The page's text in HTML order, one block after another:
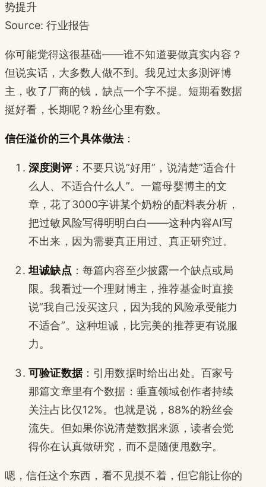
势提升
Source: 行业报告
你可能觉得这很基础——谁不知道要做真实内容？
但说实话，大多数人做不到。我见过太多测评博
主，收了厂商的钱，缺点一个字不提。短期看数据
挺好看，长期呢？粉丝心里有数。
信任溢价的三个具体做法：
深度测评：不要只说”好用”，说清楚”适合什
么人、不适合什么人”。一篇母婴博主的文
章，花了3000字讲某个奶粉的配料表分析，
把过敏风险写得明明白白——这种内容AI写
不出来，因为需要真正用过、真正研究过。
坦诚缺点 ：每篇内容至少披露一个缺点或局
限。我看过一个理财博主，推荐基金时直接
说”我自己没买这只，因为我的风险承受能力
不适合”。这种坦诚，比完美的推荐更有说服
力。
可验证数据：引用数据时给出出处。百家号
那篇文章里有个数据：垂直领域创作者持续
关注占比仅12%。也就是说，88%的粉丝会
流失。但如果你说清楚数据来源，读者会觉
得你在认真做研究，而不是随便甩数字。
嗯，信任这个东西，看不见摸不着，但它能让你的